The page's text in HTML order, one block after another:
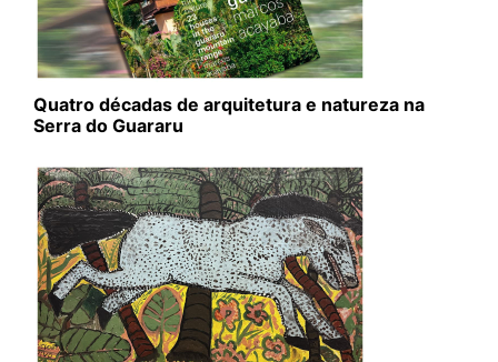
Quatro décadas de arquitetura e natureza na
Serra do Guararu